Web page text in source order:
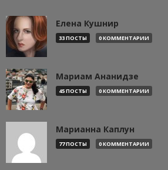
Елена Кушнир
33 ПОСТЫ 0 КОММЕНТАРИИ
Мариам Ананидзе
45 ПОСТЫ 0 КОММЕНТАРИИ
Марианна Каплун
77 ПОСТЫ 0 КОММЕНТАРИИ